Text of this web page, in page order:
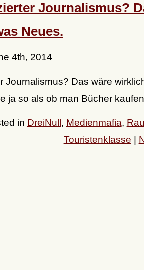
Journalismus?
Neues.
4th, 2014
Journalismus? Das wäre
ja so als ob man Bücher
in DreiNull, Medienmafia,
Touristenklasse |